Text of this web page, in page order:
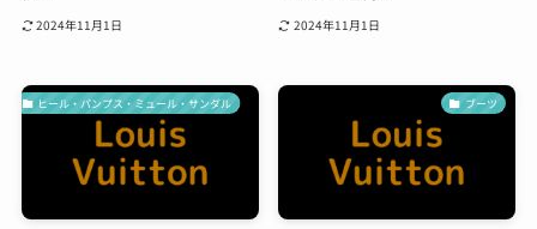
2024年11月1日 2024年11月1日
ヒール・パンプス・ミュール・サンダル ブーツ